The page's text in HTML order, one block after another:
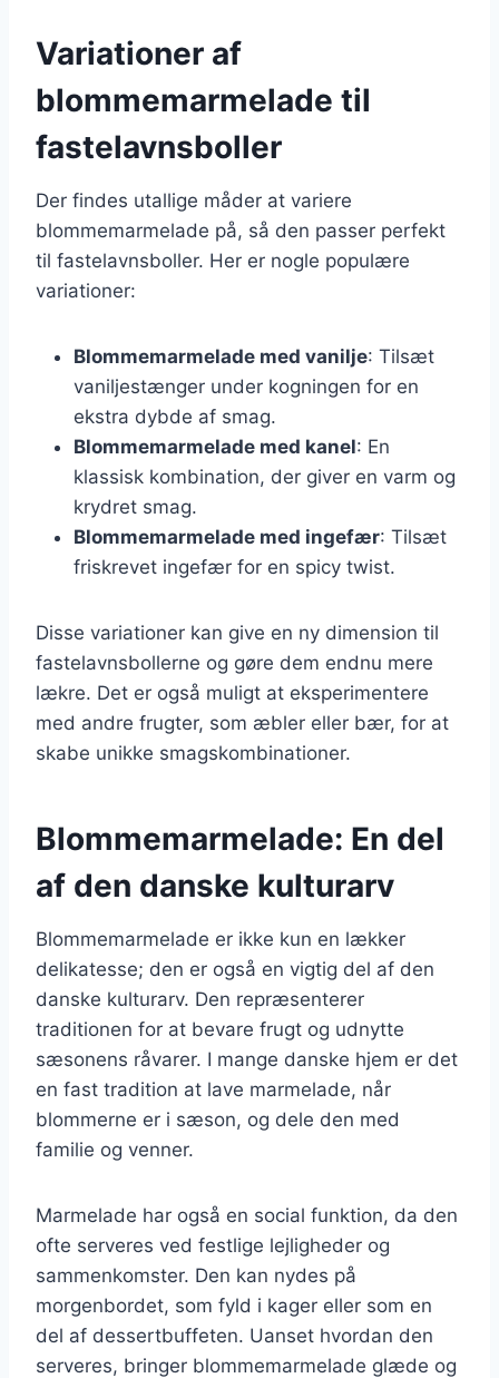
Variationer af
blommemarmelade til
fastelavnsboller
Der findes utallige måder at variere
blommemarmelade på, så den passer perfekt
til fastelavnsboller. Her er nogle populære
variationer:
Blommemarmelade med vanilje: Tilsæt
vaniljestænger under kogningen for en
ekstra dybde af smag.
Blommemarmelade med kanel: En
klassisk kombination, der giver en varm og
krydret smag.
Blommemarmelade med ingefær: Tilsæt
friskrevet ingefær for en spicy twist.
Disse variationer kan give en ny dimension til
fastelavnsbollerne og gøre dem endnu mere
lækre. Det er også muligt at eksperimentere
med andre frugter, som æbler eller bær, for at
skabe unikke smagskombinationer.
Blommemarmelade: En del
af den danske kulturarv
Blommemarmelade er ikke kun en lækker
delikatesse; den er også en vigtig del af den
danske kulturarv. Den repræsenterer
traditionen for at bevare frugt og udnytte
sæsonens råvarer. I mange danske hjem er det
en fast tradition at lave marmelade, når
blommerne er i sæson, og dele den med
familie og venner.
Marmelade har også en social funktion, da den
ofte serveres ved festlige lejligheder og
sammenkomster. Den kan nydes på
morgenbordet, som fyld i kager eller som en
del af dessertbuffeten. Uanset hvordan den
serveres, bringer blommemarmelade glæde og